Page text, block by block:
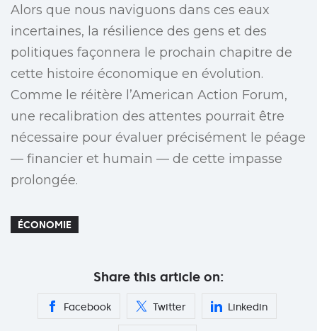
Alors que nous naviguons dans ces eaux
incertaines, la résilience des gens et des
politiques façonnera le prochain chapitre de
cette histoire économique en évolution.
Comme le réitère l’American Action Forum,
une recalibration des attentes pourrait être
nécessaire pour évaluer précisément le péage
— financier et humain — de cette impasse
prolongée.
ÉCONOMIE
Share this article on:
Facebook Twitter Linkedin